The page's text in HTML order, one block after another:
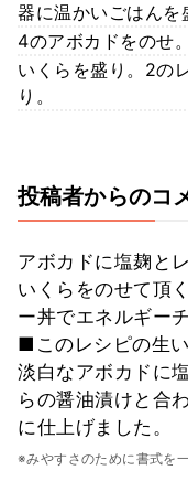
器に温かいごはんを
4のアボカドをのせ。
いくらを盛り。2の
り。
投稿者からのコ
アボカドに塩麹と
いくらをのせて頂
ー丼でエネルギー
■このレシピの生
淡白なアボカドに
らの醤油漬けと合
に仕上げました。
※みやすさのために書式を